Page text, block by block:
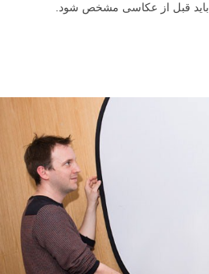
باید قبل از عکاسی مشخص شود.